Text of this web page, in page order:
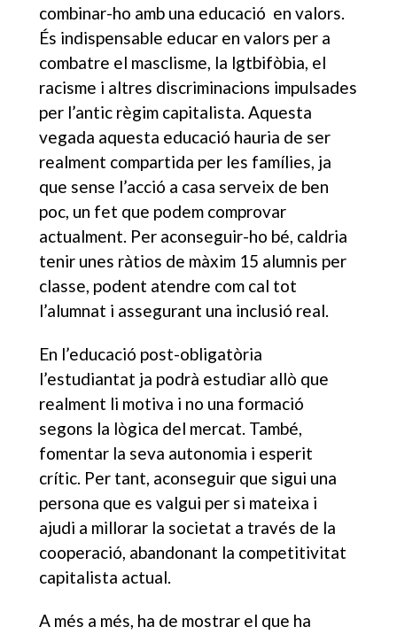
combinar-ho amb una educació en valors.
És indispensable educar en valors per a
combatre el masclisme, la lgtbifòbia, el
racisme i altres discriminacions impulsades
per l’antic règim capitalista. Aquesta
vegada aquesta educació hauria de ser
realment compartida per les famílies, ja
que sense l’acció a casa serveix de ben
poc, un fet que podem comprovar
actualment. Per aconseguir-ho bé, caldria
tenir unes ràtios de màxim 15 alumnis per
classe, podent atendre com cal tot
l’alumnat i assegurant una inclusió real.
En l’educació post-obligatòria
l’estudiantat ja podrà estudiar allò que
realment li motiva i no una formació
segons la lògica del mercat. També,
fomentar la seva autonomia i esperit
crític. Per tant, aconseguir que sigui una
persona que es valgui per si mateixa i
ajudi a millorar la societat a través de la
cooperació, abandonant la competitivitat
capitalista actual.
A més a més, ha de mostrar el que ha